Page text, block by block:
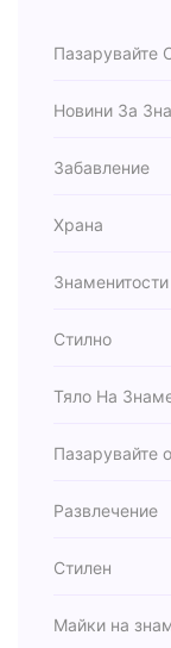
Пазарувайте
Новини За
Забавление
Храна
Стилно
Тяло На
Пазарувайте
Развлечение
Стилен
Майки на